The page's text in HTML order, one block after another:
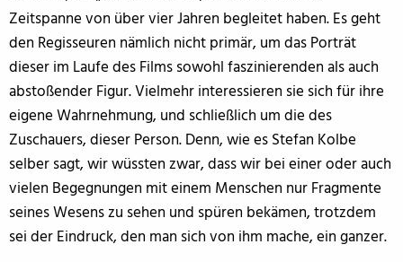
Zeitspanne von über vier Jahren begleitet haben. Es geht
den Regisseuren nämlich nicht primär, um das Porträt
dieser im Laufe des Films sowohl faszinierenden als auch
abstoßender Figur. Vielmehr interessieren sie sich für ihre
eigene Wahrnehmung, und schließlich um die des
Zuschauers, dieser Person. Denn, wie es Stefan Kolbe
selber sagt, wir wüssten zwar, dass wir bei einer oder auch
vielen Begegnungen mit einem Menschen nur Fragmente
seines Wesens zu sehen und spüren bekämen, trotzdem
sei der Eindruck, den man sich von ihm mache, ein ganzer.